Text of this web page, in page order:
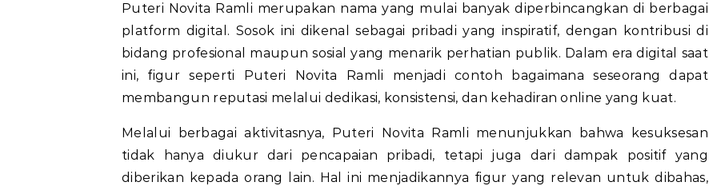
Puteri Novita Ramli merupakan nama yang mulai banyak diperbincangkan di berbagai
platform digital. Sosok ini dikenal sebagai pribadi yang inspiratif, dengan kontribusi di
bidang profesional maupun sosial yang menarik perhatian publik. Dalam era digital saat
ini, figur seperti Puteri Novita Ramli menjadi contoh bagaimana seseorang dapat
membangun reputasi melalui dedikasi, konsistensi, dan kehadiran online yang kuat.
Melalui berbagai aktivitasnya, Puteri Novita Ramli menunjukkan bahwa kesuksesan
tidak hanya diukur dari pencapaian pribadi, tetapi juga dari dampak positif yang
diberikan kepada orang lain. Hal ini menjadikannya figur yang relevan untuk dibahas,